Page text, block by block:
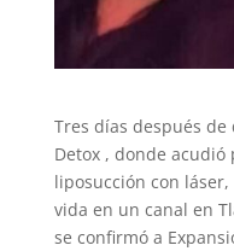
Tres días después
Detox , donde
liposucción con
vida en un canal en
se confirmó a